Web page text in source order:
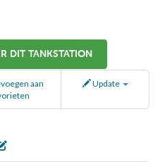
DIT TANKSTATION
aan
Update